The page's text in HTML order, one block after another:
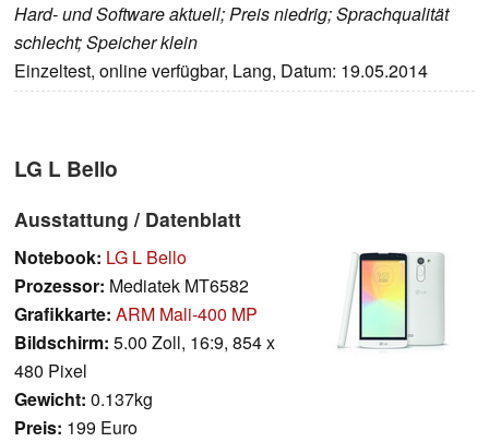
Hard- und Software aktuell; Preis niedrig; Sprachqualität
schlecht; Speicher klein
Einzeltest, online verfügbar, Lang, Datum: 19.05.2014
LG L Bello
Ausstattung / Datenblatt
Notebook: LG L Bello
Prozessor: Mediatek MT6582
Grafikkarte: ARM Mali-400 MP
Bildschirm: 5.00 Zoll, 16:9, 854 x
480 Pixel
Gewicht: 0.137kg
Preis: 199 Euro